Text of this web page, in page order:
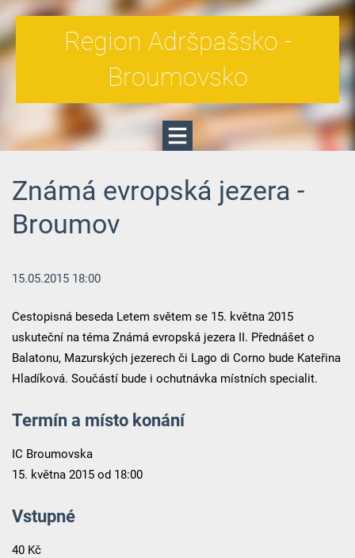
Region Adršpašsko -
Broumovsko
Známá evropská jezera -
Broumov
15.05.2015 18:00
Cestopisná beseda Letem světem se 15. května 2015
uskuteční na téma Známá evropská jezera II. Přednášet o
Balatonu, Mazurských jezerech či Lago di Corno bude Kateřina
Hladíková. Součástí bude i ochutnávka místních specialit.
Termín a místo konání
IC Broumovska
15. května 2015 od 18:00
Vstupné
40 Kč